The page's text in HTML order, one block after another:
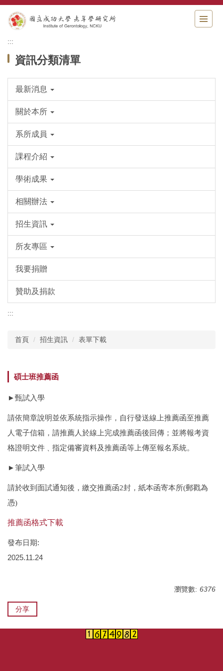
跳
到
主
:::
資訊分類清單
最新消息
關於本所
系所成員
課程介紹
學術成果
相關辦法
招生資訊
所友專區
我要捐贈
贊助及捐款
:::
首頁 招生資訊 表單下載
碩士班推薦函
►甄試入學
請依簡章說明並依系統指示操作，自行發送線上推薦函至推薦
人電子信箱，請推薦人於線上完成推薦函後回傳；並將報考資
格證明文件﹑指定備審資料及推薦函等上傳至報名系統。
►筆試入學
請於收到面試通知後，繳交推薦函2封，紙本函寄本所(郵戳為
憑)
推薦函格式下載
發布日期:
2025.11.24
瀏覽數: 6376
分享